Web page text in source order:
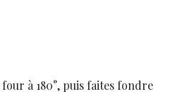
à 180°, puis faites fondre